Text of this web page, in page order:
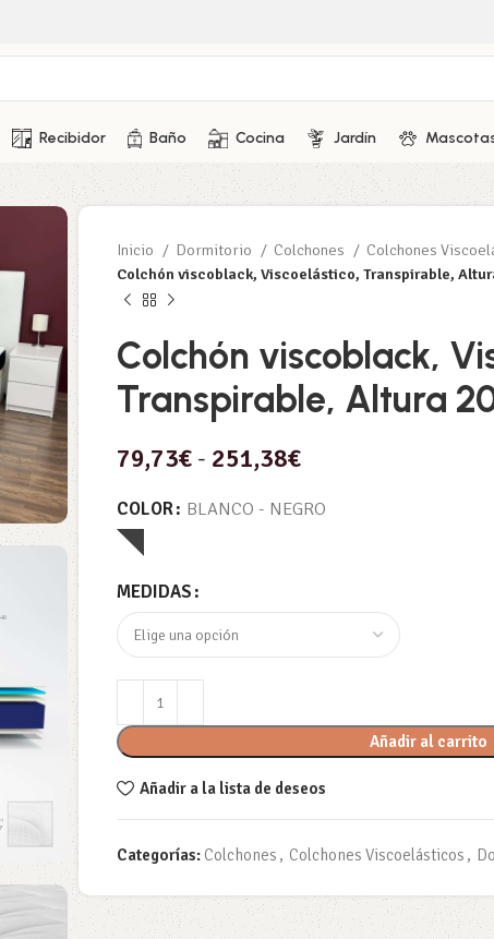
Recibidor Baño Cocina Jardín
Inicio Dormitorio Colchones
Colchones
Colchón viscoblack, Viscoelástico, Transpirable,
Colchón viscoblack,
Transpirable, Altura
79,73€ - 251,38€
COLOR BLANCO - NEGRO
MEDIDAS
Añadir al carrito
Añadir a la lista de deseos
Categorías: Colchones , Colchones Viscoelásticos ,